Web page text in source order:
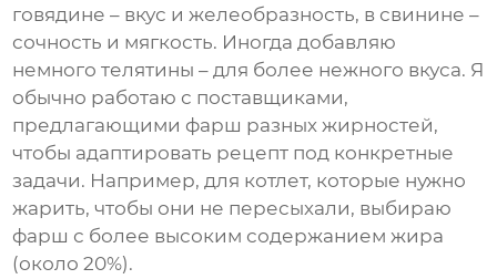
говядине – вкус и желеобразность, в свинине –
сочность и мягкость. Иногда добавляю
немного телятины – для более нежного вкуса. Я
обычно работаю с поставщиками,
предлагающими фарш разных жирностей,
чтобы адаптировать рецепт под конкретные
задачи. Например, для котлет, которые нужно
жарить, чтобы они не пересыхали, выбираю
фарш с более высоким содержанием жира
(около 20%).